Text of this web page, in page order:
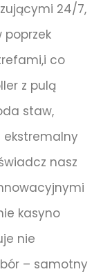
24/7,
co
z pulą
staw,
nasz
kasyno
nie
– samotny